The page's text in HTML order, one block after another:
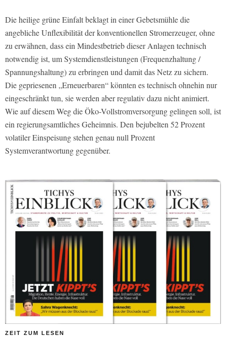
Die heilige grüne Einfalt beklagt in einer Gebetsmühle die
angebliche Unflexibilität der konventionellen Stromerzeuger, ohne
zu erwähnen, dass ein Mindestbetrieb dieser Anlagen technisch
notwendig ist, um Systemdienstleistungen (Frequenzhaltung /
Spannungshaltung) zu erbringen und damit das Netz zu sichern.
Die gepriesenen „Erneuerbaren“ könnten es technisch ohnehin nur
eingeschränkt tun, sie werden aber regulativ dazu nicht animiert.
Wie auf diesem Weg die Öko-Vollstromversorgung gelingen soll, ist
ein regierungsamtliches Geheimnis. Den bejubelten 52 Prozent
volatiler Einspeisung stehen genau null Prozent
Systemverantwortung gegenüber.
ZEIT ZUM LESEN